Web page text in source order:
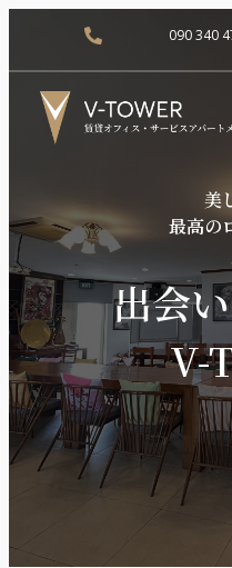
090 340
美
最高の
出会
V-